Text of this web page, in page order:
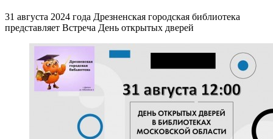
31 августа 2024 года Дрезненская городская библиотека
представляет Встреча День открытых дверей